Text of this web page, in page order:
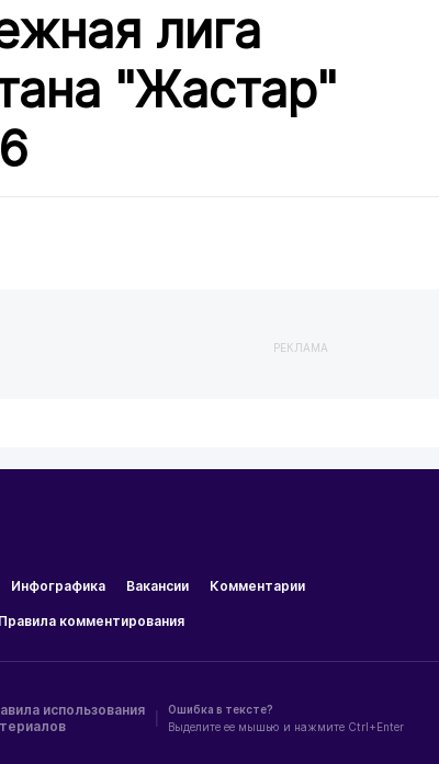
лига
"Жастар"
РЕКЛАМА
Инфографика Вакансии Комментарии
Правила комментирования
использования
Ошибка в тексте?
Выделите ее мышью и нажмите Ctrl+Enter